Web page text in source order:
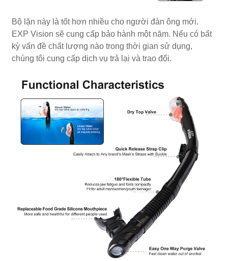
Bộ lặn này là tốt hơn nhiều cho người đàn ông mới.
EXP Vision sẽ cung cấp bảo hành một năm. Nếu có bất
kỳ vấn đề chất lượng nào trong thời gian sử dụng,
chúng tôi cung cấp dịch vụ trả lại và trao đổi.